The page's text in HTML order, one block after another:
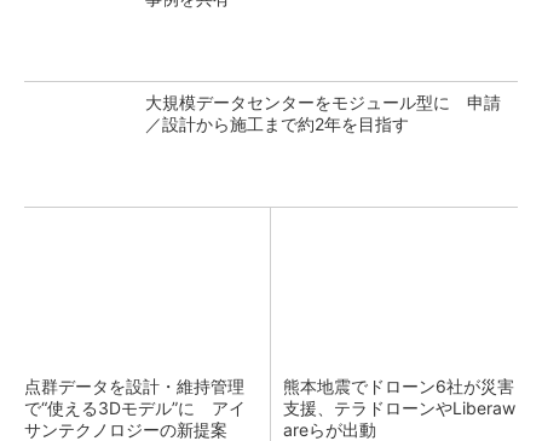
大規模データセンターをモジュール型に 申請
／設計から施工まで約2年を目指す
点群データを設計・維持管理
で“使える3Dモデル”に アイ
サンテクノロジーの新提案
熊本地震でドローン6社が災害
支援、テラドローンやLiberaw
areらが出動